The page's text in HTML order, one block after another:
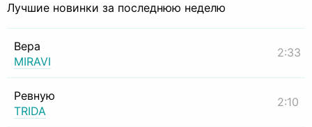
Лучшие новинки за последнюю неделю
Вера
MIRAVI
2:33
Ревную
TRIDA
2:10